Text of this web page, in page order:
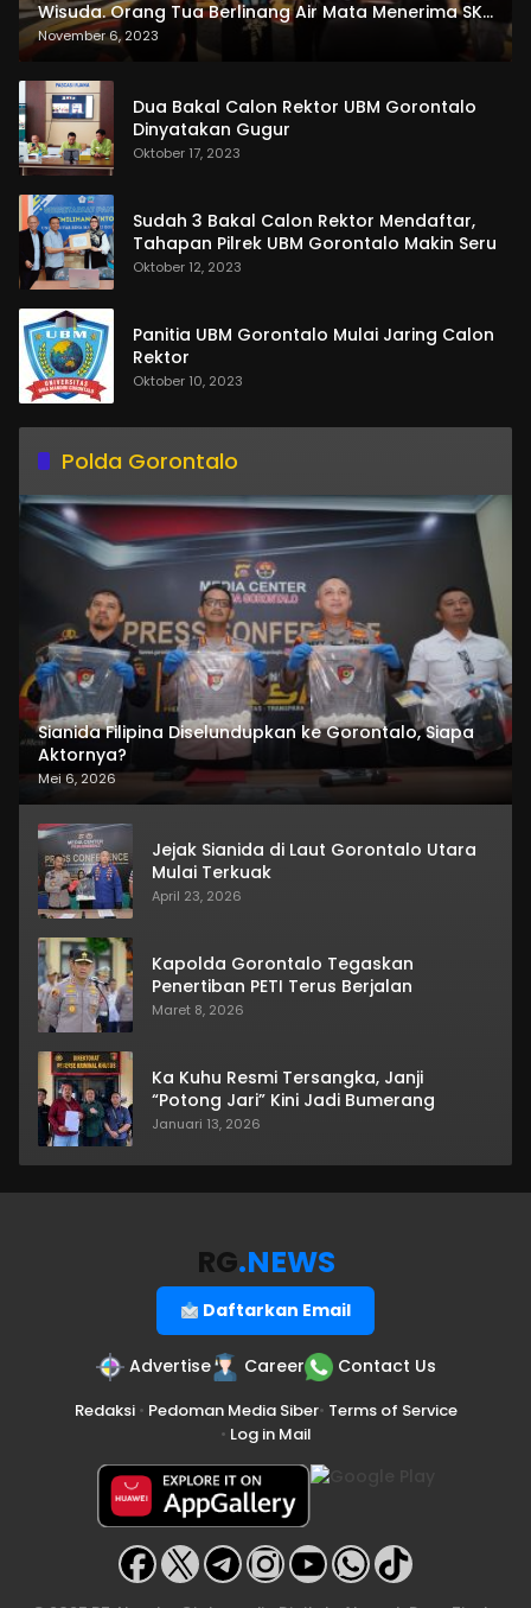
Wisuda. Orang Tua Berlinang Air Mata Menerima SKL
dan Pemasangan Salempang
November 6, 2023
Dua Bakal Calon Rektor UBM Gorontalo
Dinyatakan Gugur
Oktober 17, 2023
Sudah 3 Bakal Calon Rektor Mendaftar,
Tahapan Pilrek UBM Gorontalo Makin Seru
Oktober 12, 2023
Panitia UBM Gorontalo Mulai Jaring Calon
Rektor
Oktober 10, 2023
Polda Gorontalo
Sianida Filipina Diselundupkan ke Gorontalo, Siapa
Aktornya?
Mei 6, 2026
Jejak Sianida di Laut Gorontalo Utara
Mulai Terkuak
April 23, 2026
Kapolda Gorontalo Tegaskan
Penertiban PETI Terus Berjalan
Maret 8, 2026
Ka Kuhu Resmi Tersangka, Janji
“Potong Jari” Kini Jadi Bumerang
Januari 13, 2026
RG.NEWS
Daftarkan Email
Advertise Career Contact Us
Redaksi• Pedoman Media Siber• Terms of Service
• Log in Mail